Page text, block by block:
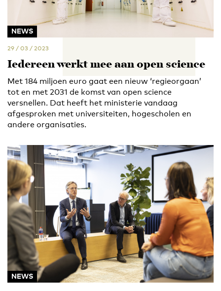
NEWS
29 / 03 / 2023
Iedereen werkt mee aan open science
Met 184 miljoen euro gaat een nieuw ‘regieorgaan’
tot en met 2031 de komst van open science
versnellen. Dat heeft het ministerie vandaag
afgesproken met universiteiten, hogescholen en
andere organisaties.
NEWS